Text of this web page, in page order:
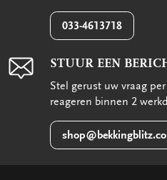
033-4613718
STUUR EEN
Stel gerust uw vraag
reageren binnen 2